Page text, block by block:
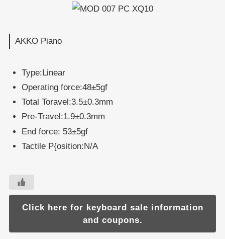
AKKO Piano
Type:Linear
Operating force:48±5gf
Total Toravel:3.5±0.3mm
Pre-Travel:1.9±0.3mm
End force: 53±5gf
Tactile P{osition:N/A
Click here for keyboard sale information
and coupons.